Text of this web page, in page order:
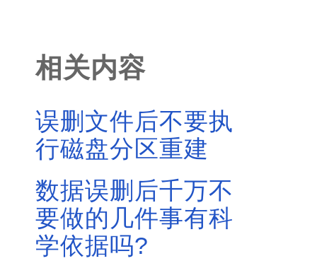
相关内容
误删文件后不要执
行磁盘分区重建
数据误删后千万不
要做的几件事有科
学依据吗?